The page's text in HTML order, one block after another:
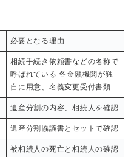
必要となる理由
相続手続き依頼書などの名称で
呼ばれている 各金融機関が独
自に用意、名義変更受付書類
遺産分割の内容、相続人を確認
遺産分割協議書とセットで確認
被相続人の死亡と相続人の確認